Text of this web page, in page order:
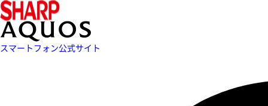
スマートフォン公式サイト